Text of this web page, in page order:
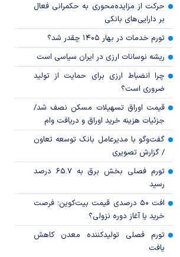
حرکت از مزایده‌محوری به حکمرانی فعال
بر دارایی‌های بانکی
تورم خدمات در بهار ۱۴۰۵ چقدر شد؟
ریشه نوسانات ارزی در ایران سیاسی است
چرا انضباط ارزی برای حمایت از تولید
ضروری است؟
قیمت اوراق تسهیلات مسکن نصف شد/
جزئیات هزینه خرید اوراق و دریافت وام
گفت‌وگو با مدیرعامل بانک توسعه تعاون
/ گزارش تصویری
تورم فصلی بخش برق به ۶۵.۷ درصد
رسید
افت ۵۰ درصدی قیمت بیت‌کوین؛ فرصت
خرید یا آغاز دوره نزولی؟
تورم فصلی تولیدکننده معدن کاهش
یافت